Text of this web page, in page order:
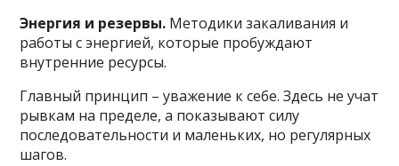
Энергия и резервы. Методики закаливания и
работы с энергией, которые пробуждают
внутренние ресурсы.
Главный принцип – уважение к себе. Здесь не учат
рывкам на пределе, а показывают силу
последовательности и маленьких, но регулярных
шагов.